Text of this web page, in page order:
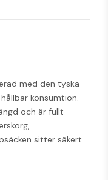
med den tyska
konsumtion.
och är fullt
sitter säkert